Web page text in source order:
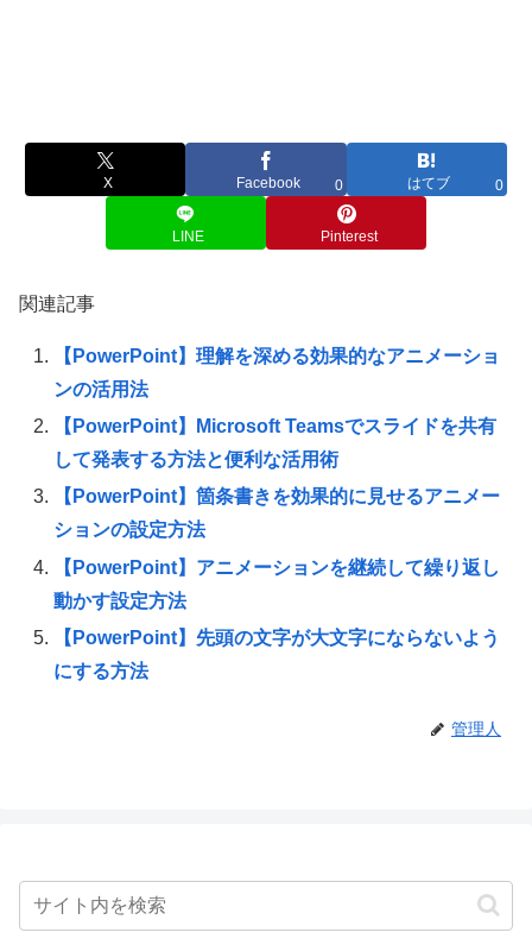
X Facebook 0 はてブ 0
LINE Pinterest
関連記事
【PowerPoint】理解を深める効果的なアニメーショ
ンの活用法
【PowerPoint】Microsoft Teamsでスライドを共有
して発表する方法と便利な活用術
【PowerPoint】箇条書きを効果的に見せるアニメー
ションの設定方法
【PowerPoint】アニメーションを継続して繰り返し
動かす設定方法
【PowerPoint】先頭の文字が大文字にならないよう
にする方法
管理人